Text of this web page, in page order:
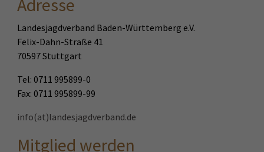
Landesjagdverband Baden-Württemberg e.V.
Felix-Dahn-Straße 41
70597 Stuttgart
Tel: 0711 995899-0
Fax: 0711 995899-99
info(at)landesjagdverband.de
Mitglied werden